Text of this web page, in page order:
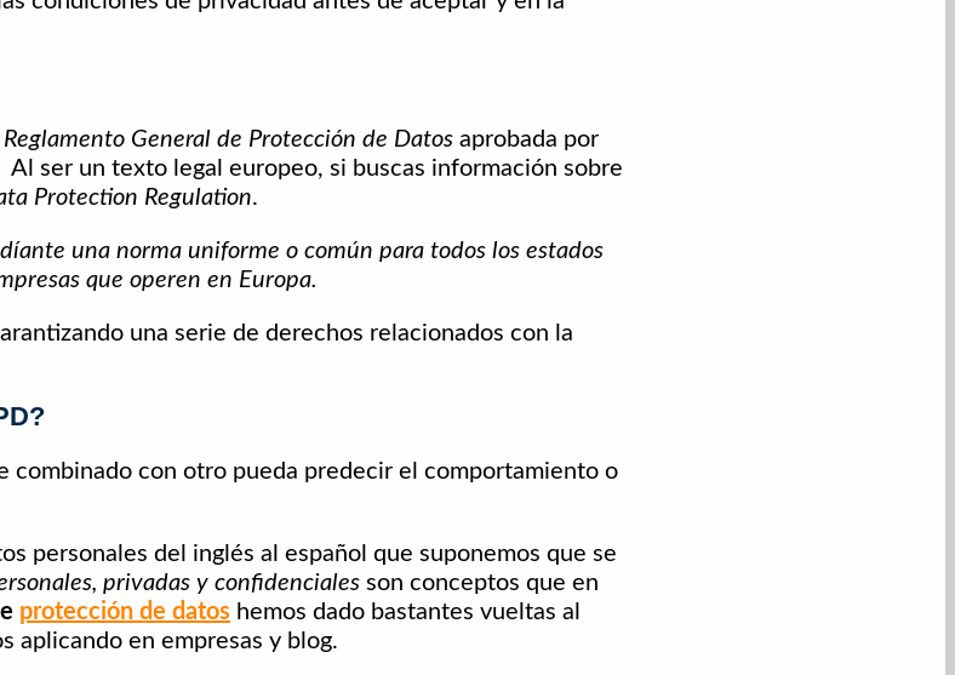
Reglamento General de Protección de Datos aprobada por
Al ser un texto legal europeo, si buscas información sobre
Protection Regulation.
una norma uniforme o común para todos los estados
que operen en Europa.
una serie de derechos relacionados con la
con otro pueda predecir el comportamiento o
personales del inglés al español que suponemos que se
privadas y confidenciales son conceptos que en
protección de datos hemos dado bastantes vueltas al
aplicando en empresas y blog.